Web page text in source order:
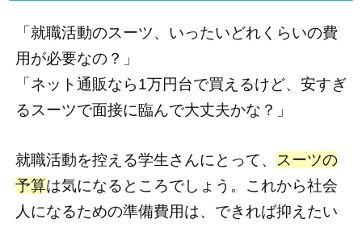
「就職活動のスーツ、いったいどれくらいの費
用が必要なの？」
「ネット通販なら1万円台で買えるけど、安すぎ
るスーツで面接に臨んで大丈夫かな？」
就職活動を控える学生さんにとって、
スーツの
予算は気になるところでしょう。これから社会
人になるための準備費用は、できれば抑えたい